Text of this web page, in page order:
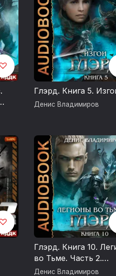
Глэрд. Книга 5.
Денис Владимиров
Глэрд. Книга 10.
во Тьме. Часть 2.
Мертвые колдуны
Денис Владимиров